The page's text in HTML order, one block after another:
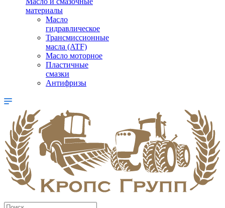
материалы
Масло
гидравлическое
Трансмиссионные
масла (ATF)
Масло моторное
Пластичные
смазки
Антифризы